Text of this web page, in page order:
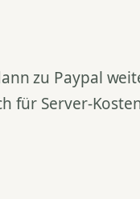
zu Paypal
für Server-